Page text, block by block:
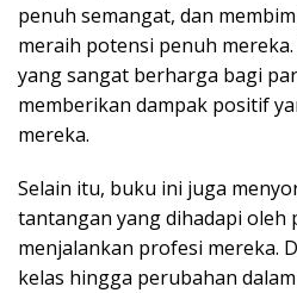
penuh semangat, dan
meraih potensi penuh
yang sangat berharga bagi
memberikan dampak positif
mereka.
Selain itu, buku ini juga
tantangan yang dihadapi oleh
menjalankan profesi mereka.
kelas hingga perubahan